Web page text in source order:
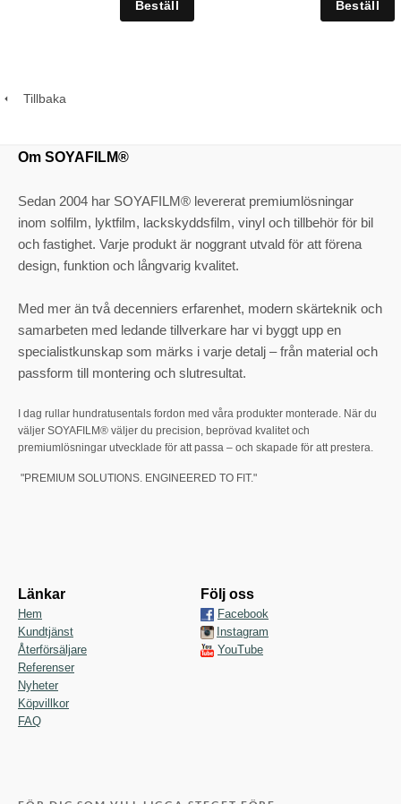
Tillbaka
Om SOYAFILM®
Sedan 2004 har SOYAFILM® levererat premiumlösningar
inom solfilm, lyktfilm, lackskyddsfilm, vinyl och tillbehör för bil
och fastighet. Varje produkt är noggrant utvald för att förena
design, funktion och långvarig kvalitet.
Med mer än två decenniers erfarenhet, modern skärteknik och
samarbeten med ledande tillverkare har vi byggt upp en
specialistkunskap som märks i varje detalj – från material och
passform till montering och slutresultat.
I dag rullar hundratusentals fordon med våra produkter monterade. När du
väljer SOYAFILM® väljer du precision, beprövad kvalitet och
premiumlösningar utvecklade för att passa – och skapade för att prestera.
"PREMIUM SOLUTIONS. ENGINEERED TO FIT."
Länkar
Hem
Kundtjänst
Återförsäljare
Referenser
Nyheter
Köpvillkor
FAQ
Följ oss
Facebook
Instagram
YouTube